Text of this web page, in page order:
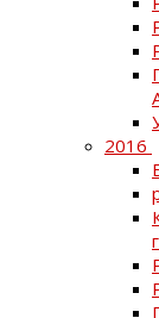
2016